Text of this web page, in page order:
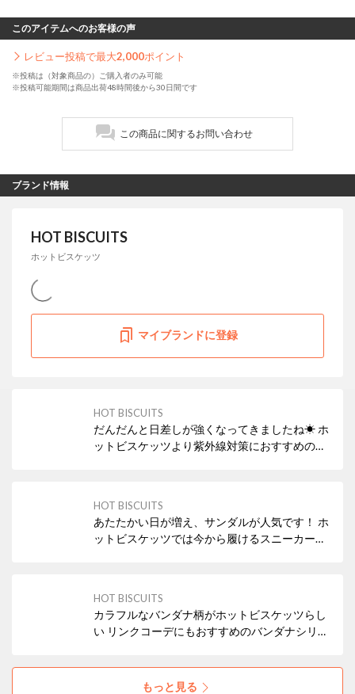
このアイテムへのお客様の声
レビュー投稿で最大2,000ポイント
※投稿は（対象商品の）ご購入者のみ可能
※投稿可能期間は商品出荷48時間後から30日間です
この商品に関するお問い合わせ
ブランド情報
HOT BISCUITS
ホットビスケッツ
マイブランドに登録
HOT BISCUITS
だんだんと日差しが強くなってきましたね☀ ホ
ットビスケッツより紫外線対策におすすめの帽
HOT BISCUITS
あたたかい日が増え、サンダルが人気です！ ホ
ットビスケッツでは今から履けるスニーカータ
キッズまで ぜひチェックを！
HOT BISCUITS
カラフルなバンダナ柄がホットビスケッツらし
い リンクコーデにもおすすめのバンダナシリー
間違いなし！ ぜひチェックを！
もっと見る